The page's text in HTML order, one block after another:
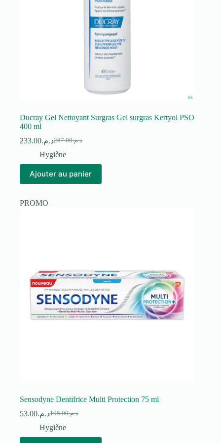
Ducray Gel Nettoyant Surgras Gel surgras Kertyol PSO
400 ml
د.م.287.00
Le
prix
était :
د.م.233.00
Le
prix
est :
Hygiène
Ajouter au panier
PROMO
Sensodyne Dentifrice Multi Protection 75 ml
د.م.105.00
Le
prix
د.م.53.00
Le
prix
Hygiène